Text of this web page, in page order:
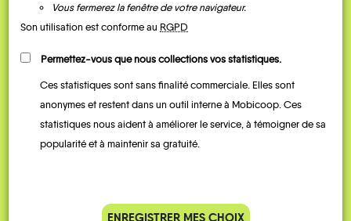
Chevannes
sur-
Huillard
Chevry-
le-
Conflans-
QUELQUES
Témoignages
Vous fermerez la fenêtre de votre navigateur.
Son utilisation est conforme au RGPD
Permettez-vous que nous collections vos statistiques.
Ces statistiques sont sans finalité commerciale. Elles sont
anonymes et restent dans un outil interne à Mobicoop. Ces
statistiques nous aident à améliorer le service, à témoigner de sa
popularité et à maintenir sa gratuité.
ENREGISTRER MES CHOIX